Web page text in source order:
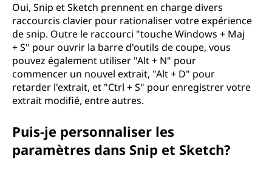
Oui, Snip et Sketch prennent en charge divers
raccourcis clavier pour rationaliser votre expérience
de snip. Outre le raccourci "touche Windows + Maj
+ S" pour ouvrir la barre d'outils de coupe, vous
pouvez également utiliser "Alt + N" pour
commencer un nouvel extrait, "Alt + D" pour
retarder l'extrait, et "Ctrl + S" pour enregistrer votre
extrait modifié, entre autres.
Puis-je personnaliser les
paramètres dans Snip et Sketch?